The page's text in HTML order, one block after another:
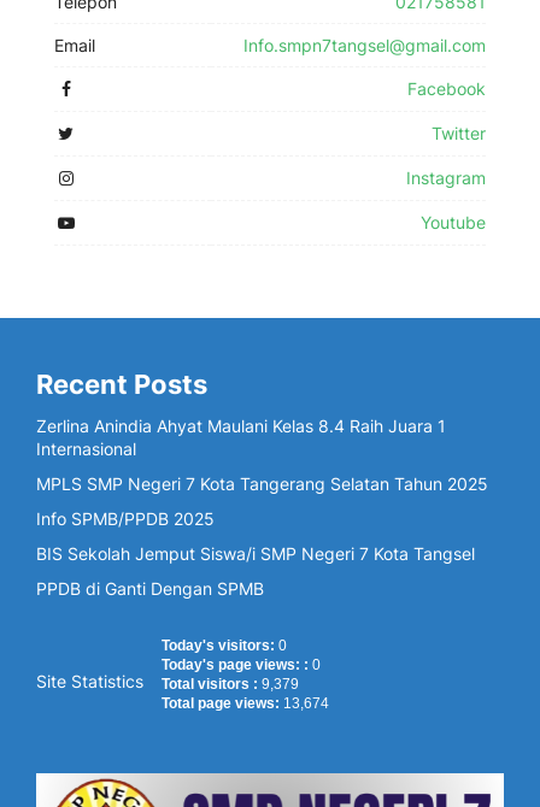
Email Info.smpn7tangsel@gmail.com
Facebook
Twitter
Instagram
Youtube
Recent Posts
Zerlina Anindia Ahyat Maulani Kelas 8.4 Raih Juara 1
Internasional
MPLS SMP Negeri 7 Kota Tangerang Selatan Tahun 2025
Info SPMB/PPDB 2025
BIS Sekolah Jemput Siswa/i SMP Negeri 7 Kota Tangsel
PPDB di Ganti Dengan SPMB
Site Statistics
Today's visitors: 0
Today's page views: : 0
Total visitors : 9,379
Total page views: 13,674